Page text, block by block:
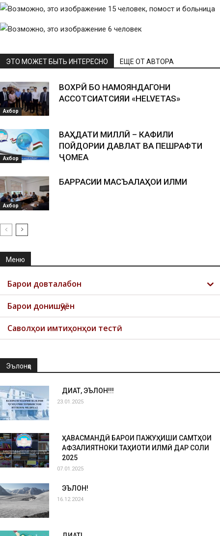
ЭТО МОЖЕТ БЫТЬ ИНТЕРЕСНО ЕЩЕ ОТ АВТОРА
Ахбор
ВОХӮРӢ БО НАМОЯНДАГОНИ
АССОТСИАТСИЯИ «HELVETAS»
Ахбор
ВАҲДАТИ МИЛЛӢ – КАФИЛИ
ПОЙДОРИИ ДАВЛАТ ВА ПЕШРАФТИ
ҶОМЕА
Ахбор
БАРРАСИИ МАСЪАЛАҲОИ ИЛМИ
Меню
Барои довталабон
Барои донишҷӯён
Саволҳои имтиҳонҳои тестӣ
Эълонҳо
ДИҚҚАТ, ЭЪЛОН!!!
23.01.2025
ҲАВАСМАНДӢ БАРОИ ПАЖУҲИШИ САМТҲОИ
АФЗАЛИЯТНОКИ ТАҲҚИҚОТИ ИЛМӢ ДАР СОЛИ
2025
07.01.2025
ЭЪЛОН!
16.12.2024